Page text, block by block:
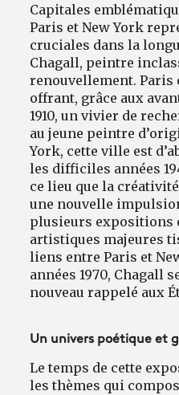
Capitales
Paris et New York
cruciales dans la
Chagall, peintre
renouvellement. Paris
offrant, grâce aux
1910, un vivier de
au jeune peintre
York, cette ville est
les difficiles années
ce lieu que la
une nouvelle
plusieurs expositions
artistiques majeures
liens entre Paris et
années 1970, Chagall
nouveau rappelé aux
Un univers poétique et
Le temps de cette
les thèmes qui